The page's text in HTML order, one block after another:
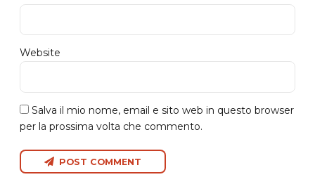
Website
Salva il mio nome, email e sito web in questo browser
per la prossima volta che commento.
POST COMMENT